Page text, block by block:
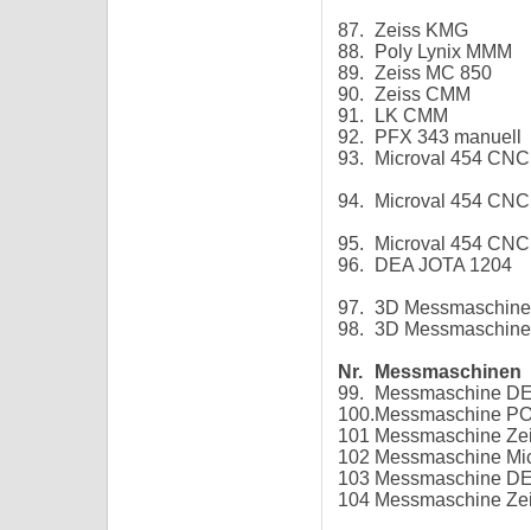
87. Zeiss KMG
88.
Poly Lynix MMM
89. Zeiss MC 850
90. Zeiss CMM
91.
LK CMM
92.
PFX 343 manuell
93.
Microval 454 CNC
94. Microval 454 CNC
95.
Microval 454 CNC
96.
DEA JOTA 1204
97. 3D
98. 3D
Nr.
Messmaschinen
99.
Messmaschine
100.Messmaschine
101 Messmaschine
102 Messmaschine
103 Messmaschine
104 Messmaschine